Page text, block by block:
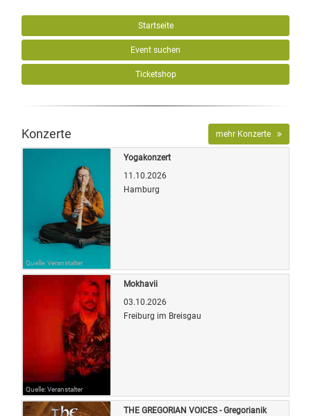
Startseite
Event suchen
Ticketshop
Konzerte mehr Konzerte
Quelle: Veranstalter
Yogakonzert
11.10.2026
Hamburg
Quelle: Veranstalter
Mokhavii
03.10.2026
Freiburg im Breisgau
THE GREGORIAN VOICES - Gregorianik